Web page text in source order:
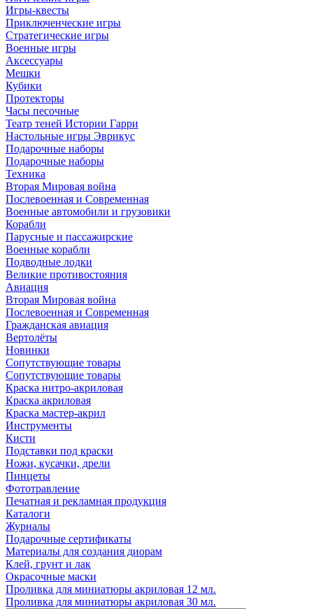
Игры-квесты
Приключенческие игры
Стратегические игры
Военные игры
Аксессуары
Мешки
Кубики
Протекторы
Часы песочные
Театр теней Истории Гарри
Настольные игры Эврикус
Подарочные наборы
Подарочные наборы
Техника
Вторая Мировая война
Послевоенная и Современная
Военные автомобили и грузовики
Корабли
Парусные и пассажирские
Военные корабли
Подводные лодки
Великие противостояния
Авиация
Вторая Мировая война
Послевоенная и Современная
Гражданская авиация
Вертолёты
Новинки
Сопутствующие товары
Сопутствующие товары
Краска нитро-акриловая
Краска акриловая
Краска мастер-акрил
Инструменты
Кисти
Подставки под краски
Ножи, кусачки, дрели
Пинцеты
Фототравление
Печатная и рекламная продукция
Каталоги
Журналы
Подарочные сертификаты
Материалы для создания диорам
Клей, грунт и лак
Окрасочные маски
Проливка для миниатюры акриловая 12 мл.
Проливка для миниатюры акриловая 30 мл.